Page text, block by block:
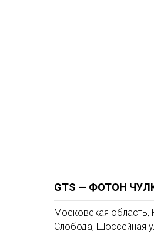
GTS — ФОТОН
Московская область,
Слобода, Шоссейная